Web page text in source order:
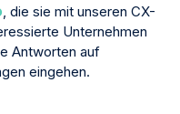
, die sie mit unseren CX-
Unternehmen
Antworten auf
eingehen.